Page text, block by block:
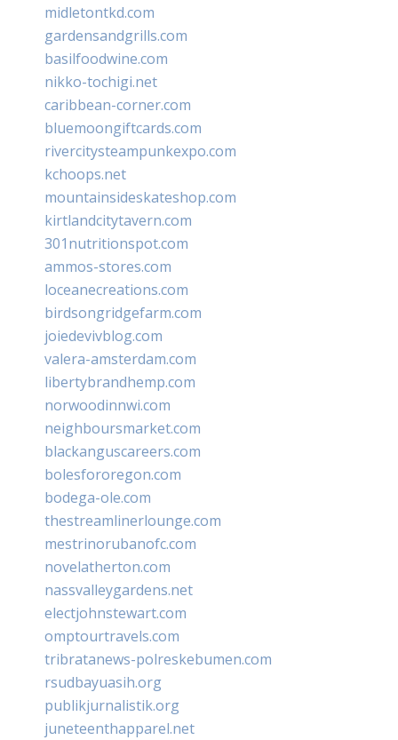
midletontkd.com
gardensandgrills.com
basilfoodwine.com
nikko-tochigi.net
caribbean-corner.com
bluemoongiftcards.com
rivercitysteampunkexpo.com
kchoops.net
mountainsideskateshop.com
kirtlandcitytavern.com
301nutritionspot.com
ammos-stores.com
loceanecreations.com
birdsongridgefarm.com
joiedevivblog.com
valera-amsterdam.com
libertybrandhemp.com
norwoodinnwi.com
neighboursmarket.com
blackanguscareers.com
bolesfororegon.com
bodega-ole.com
thestreamlinerlounge.com
mestrinorubanofc.com
novelatherton.com
nassvalleygardens.net
electjohnstewart.com
omptourtravels.com
tribratanews-polreskebumen.com
rsudbayuasih.org
publikjurnalistik.org
juneteenthapparel.net